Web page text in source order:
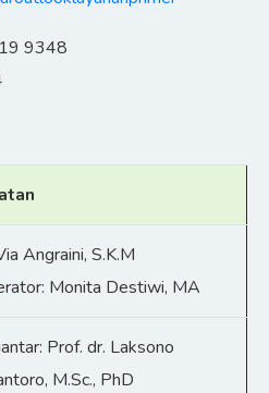
9348
Angraini, S.K.M
Monita Destiwi, MA
Prof. dr. Laksono
M.Sc., PhD